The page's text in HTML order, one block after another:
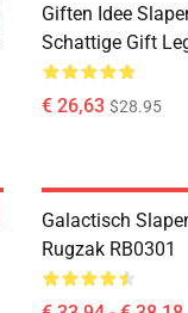
Giften Idee
Schattige Gift
€ 26,63 $28.95
Galactisch
Rugzak RB0301